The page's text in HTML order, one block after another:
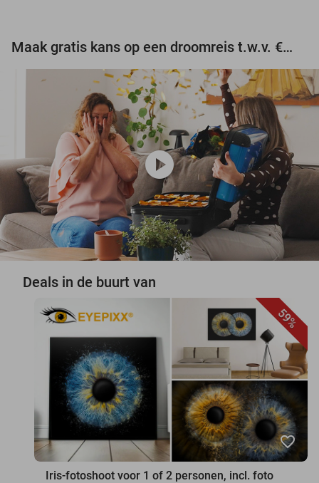
Maak gratis kans op een droomreis t.w.v. €3.000!
play_circle
Deals in de buurt van
59%
favorite_border
Iris-fotoshoot voor 1 of 2 personen, incl. foto